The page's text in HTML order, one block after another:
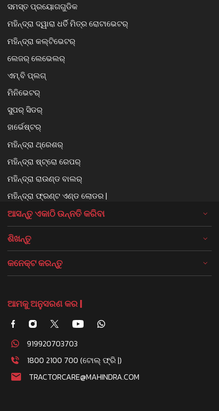
ସମସ୍ତ ପ୍ରୟୋଗଗୁଡିକ
ମହିନ୍ଦ୍ରା ଦ୍ୱାରା ଧର୍ତି ମିତ୍ର ରୋଟାଭେଟର୍
ମହିନ୍ଦ୍ରା କଲ୍ଟିଭେଟର୍
ଲେଜର୍ ଲେଭେଲର୍
ଏମ୍.ବି ପ୍ଲଗ୍
ମିନିଭେଟର୍
ସୁପର୍ ସିଡର୍
ହାର୍ଭେଷ୍ଟର୍
ମହିନ୍ଦ୍ରା ଥ୍ରେଶର୍
ମହିନ୍ଦ୍ରା ଷ୍ଟ୍ରୋ ରେପର୍
ମହିନ୍ଦ୍ରା ରାଉଣ୍ଡ ବାଲର୍
ମହିନ୍ଦ୍ରା ଫ୍ରଣ୍ଟ ଏଣ୍ଡ ଲୋଡର |
ଆସନ୍ତୁ ଏକାଠି ଉନ୍ନତି କରିବା
ଶିଖନ୍ତୁ
କନେକ୍ଟ କରନ୍ତୁ
ଆମକୁ ଅନୁସରଣ କର |
919920703703
1800 2100 700 (ଟୋଲ୍ ଫ୍ରି |)
TRACTORCARE@MAHINDRA.COM